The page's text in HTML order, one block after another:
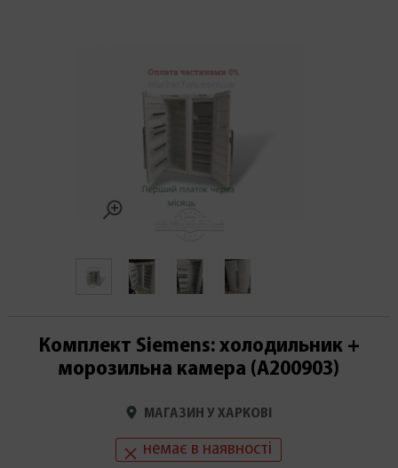
Комплект Siemens: холодильник +
морозильна камера (А200903)
МАГАЗИН У ХАРКОВІ
немає в наявності